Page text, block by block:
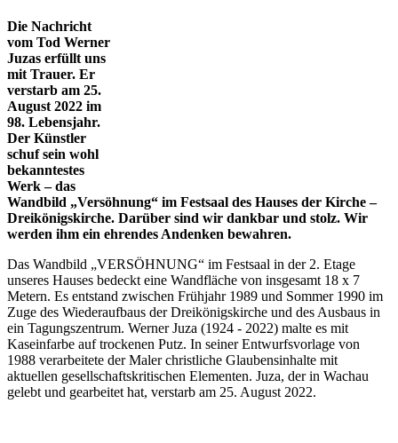
Die Nachricht
vom Tod Werner
Juzas erfüllt uns
mit Trauer. Er
verstarb am 25.
August 2022 im
98. Lebensjahr.
Der Künstler
schuf sein wohl
bekanntestes
Werk – das
Wandbild „Versöhnung“ im Festsaal des Hauses der Kirche –
Dreikönigskirche. Darüber sind wir dankbar und stolz. Wir
werden ihm ein ehrendes Andenken bewahren.
Das Wandbild „VERSÖHNUNG“ im Festsaal in der 2. Etage
unseres Hauses bedeckt eine Wandfläche von insgesamt 18 x 7
Metern. Es entstand zwischen Frühjahr 1989 und Sommer 1990 im
Zuge des Wiederaufbaus der Dreikönigskirche und des Ausbaus in
ein Tagungszentrum. Werner Juza (1924 - 2022) malte es mit
Kaseinfarbe auf trockenen Putz. In seiner Entwurfsvorlage von
1988 verarbeitete der Maler christliche Glaubensinhalte mit
aktuellen gesellschaftskritischen Elementen. Juza, der in Wachau
gelebt und gearbeitet hat, verstarb am 25. August 2022.